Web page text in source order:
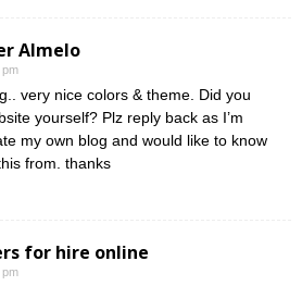
Almelo
pm
very nice colors & theme. Did you
yourself? Plz reply back as I’m
my own blog and would like to know
from. thanks
for hire online
pm